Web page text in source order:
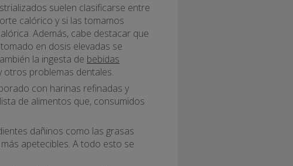
suelen clasificarse entre
calórico y si las tomamos
Además, cabe destacar que
en dosis elevadas se
la ingesta de bebidas
otros problemas dentales.
con harinas refinadas y
de alimentos que, consumidos
dañinos como las grasas
apetecibles. A todo esto se